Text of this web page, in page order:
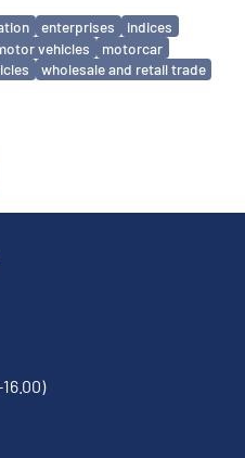
enterprises
indices
vehicles
motorcar
wholesale and retail trade